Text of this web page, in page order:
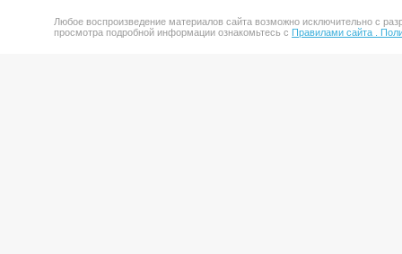
Любое воспроизведение материалов сайта возможно исключительно с
просмотра подробной информации ознакомьтесь с Правилами сайта .